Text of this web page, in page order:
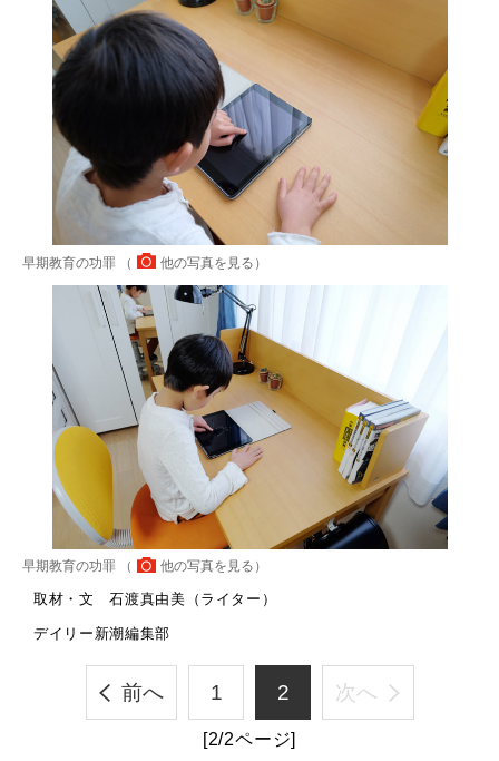
早期教育の功罪 （ 他の写真を見る ）
早期教育の功罪 （ 他の写真を見る ）
取材・文 石渡真由美（ライター）
デイリー新潮編集部
前へ 1 2 次へ
[2/2ページ]